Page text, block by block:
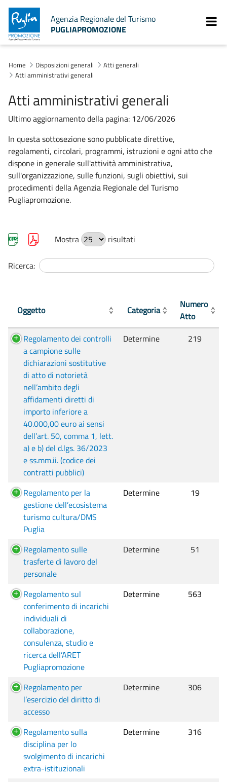
Agenzia Regionale del Turismo
PUGLIAPROMOZIONE
Home Disposizioni generali
Atti generali
Atti amministrativi generali
Atti amministrativi generali
Ultimo aggiornamento della pagina: 12/06/2026
In questa sottosezione sono pubblicate direttive,
regolamenti, circolari, programmi, istruzioni e ogni atto che
dispone in generale sull'attività amministrativa,
sull'organizzazione, sulle funzioni, sugli obiettivi, sui
procedimenti della Agenzia Regionale del Turismo
Pugliapromozione.
Mostra risultati
Ricerca:
Oggetto Categoria
Numero
Atto
Regolamento dei controlli
a campione sulle
dichiarazioni sostitutive
di atto di notorietà
nell’ambito degli
affidamenti diretti di
importo inferiore a
40.000,00 euro ai sensi
dell’art. 50, comma 1, lett.
a) e b) del d.lgs. 36/2023
e ss.mm.ii. (codice dei
contratti pubblici)
Determine 219
Regolamento per la
gestione dell’ecosistema
turismo cultura/DMS
Puglia
Determine 19
Regolamento sulle
trasferte di lavoro del
personale
Determine 51
Regolamento sul
conferimento di incarichi
individuali di
collaborazione,
consulenza, studio e
ricerca dell’ARET
Pugliapromozione
Determine 563
Regolamento per
l’esercizio del diritto di
accesso
Determine 306
Regolamento sulla
disciplina per lo
svolgimento di incarichi
extra-istituzionali
Determine 316